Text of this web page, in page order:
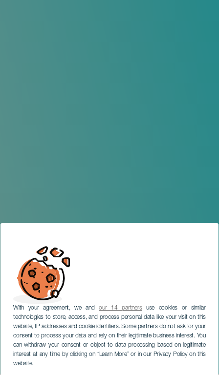
With your agreement, we andour 14 partnersuse cookies or similar
technologies to store, access, and process personal data like your visit on this
website, IP addresses and cookie identifiers. Some partners do not ask for your
consent to process your data and rely on their legitimate business interest. You
can withdraw your consent or object to data processing based on legitimate
interest at any time by clicking on “Learn More” or in our Privacy Policy on this
website.
Královský švec na Gran
Canarii
GRAN CANARIA